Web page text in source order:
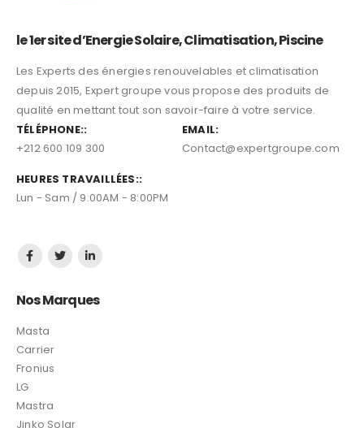
le 1er site d’Energie Solaire, Climatisation, Piscine
Les Experts des énergies renouvelables et climatisation
depuis 2015, Expert groupe vous propose des produits de
qualité en mettant tout son savoir-faire à votre service.
TÉLÉPHONE::
+212 600 109 300
EMAIL:
HEURES TRAVAILLÉES::
Nos Marques
Masta
Carrier
Fronius
LG